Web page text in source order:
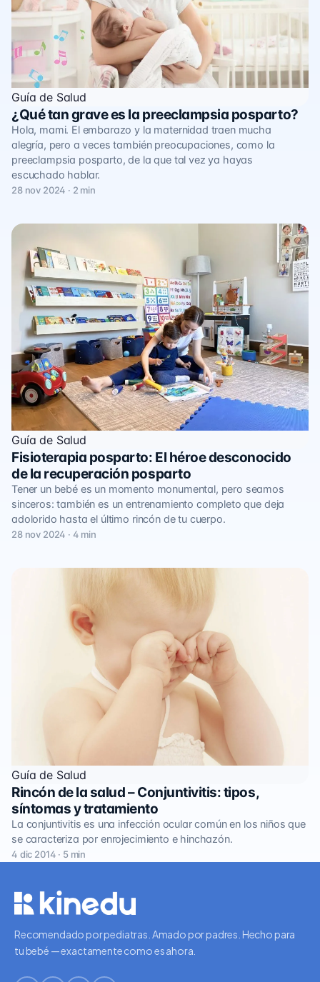
Guía de Salud
¿Qué tan grave es la preeclampsia posparto?
Hola, mami. El embarazo y la maternidad traen mucha
alegría, pero a veces también preocupaciones, como la
preeclampsia posparto, de la que tal vez ya hayas
escuchado hablar.
28 nov 2024 · 2 min
Guía de Salud
Fisioterapia posparto: El héroe desconocido
de la recuperación posparto
Tener un bebé es un momento monumental, pero seamos
sinceros: también es un entrenamiento completo que deja
adolorido hasta el último rincón de tu cuerpo.
28 nov 2024 · 4 min
Guía de Salud
Rincón de la salud – Conjuntivitis: tipos,
síntomas y tratamiento
La conjuntivitis es una infección ocular común en los niños que
se caracteriza por enrojecimiento e hinchazón.
4 dic 2014 · 5 min
Recomendado por pediatras. Amado por padres. Hecho para
tu bebé — exactamente como es ahora.